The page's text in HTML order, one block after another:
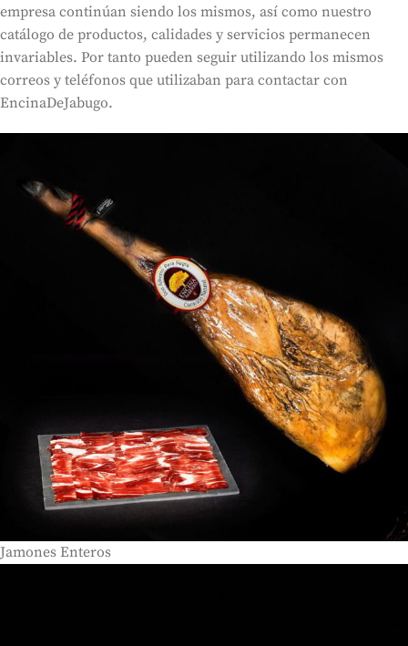
empresa continúan siendo los mismos, así como nuestro
catálogo de productos, calidades y servicios permanecen
invariables. Por tanto pueden seguir utilizando los mismos
correos y teléfonos que utilizaban para contactar con
EncinaDeJabugo.
Jamones Enteros